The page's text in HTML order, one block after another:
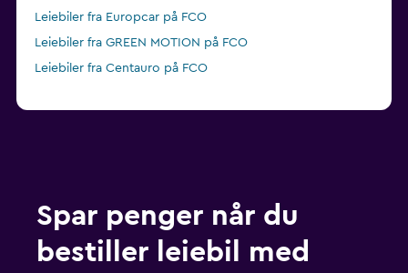
Leiebiler fra Europcar på FCO
Leiebiler fra GREEN MOTION på FCO
Leiebiler fra Centauro på FCO
Spar penger når du
bestiller leiebil med